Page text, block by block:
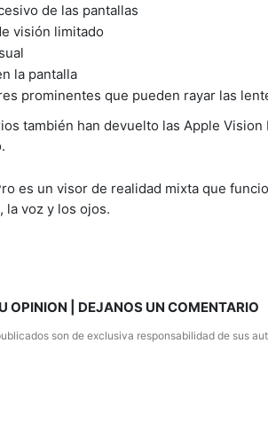
de las pantallas
visión limitado
la pantalla
prominentes que pueden rayar las
también han devuelto las Apple
es un visor de realidad mixta que
la voz y los ojos.
OPINION | DEJANOS UN COMENTARIO
son de exclusiva responsabilidad de sus